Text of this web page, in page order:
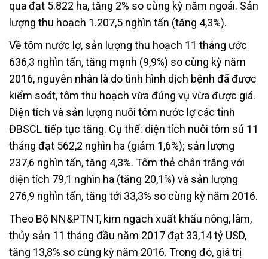
qua đạt 5.822 ha, tăng 2% so cùng kỳ năm ngoái. Sản
lượng thu hoạch 1.207,5 nghìn tấn (tăng 4,3%).
Về tôm nước lợ, sản lượng thu hoạch 11 tháng ước
636,3 nghìn tấn, tăng mạnh (9,9%) so cùng kỳ năm
2016, nguyên nhân là do tình hình dịch bệnh đã được
kiểm soát, tôm thu hoạch vừa đúng vụ vừa được giá.
Diện tích và sản lượng nuôi tôm nước lợ các tỉnh
ĐBSCL tiếp tục tăng. Cụ thể: diện tích nuôi tôm sú 11
tháng đạt 562,2 nghìn ha (giảm 1,6%); sản lượng
237,6 nghìn tấn, tăng 4,3%. Tôm thẻ chân trắng với
diện tích 79,1 nghìn ha (tăng 20,1%) và sản lượng
276,9 nghìn tấn, tăng tới 33,3% so cùng kỳ năm 2016.
Theo Bộ NN&PTNT, kim ngạch xuất khẩu nông, lâm,
thủy sản 11 tháng đầu năm 2017 đạt 33,14 tỷ USD,
tăng 13,8% so cùng kỳ năm 2016. Trong đó, giá trị